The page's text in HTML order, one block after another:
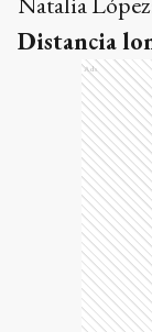
Distancia
Ads